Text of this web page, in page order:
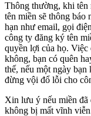
Thông thường, khi tên
tên miền sẽ thông báo
hạn như email, gọi
công ty đăng ký tên
quyền lợi của họ.
không, bạn có quên
thế, nếu một ngày bạn
đừng vội đổ lỗi cho
Xin lưu ý nếu miền đã
không bị mất vĩnh